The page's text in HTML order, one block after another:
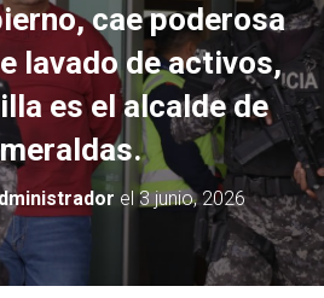
cae poderosa
lavado de activos,
es el alcalde de
el3 junio, 2026